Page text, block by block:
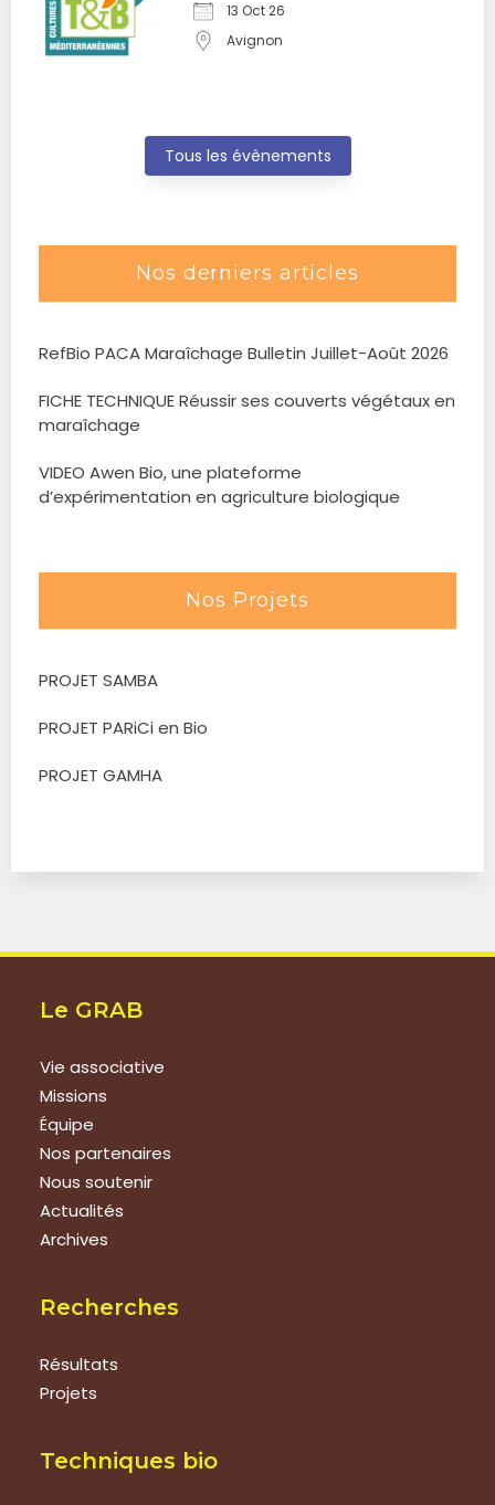
13 Oct 26
Avignon
Tous les évènements
Nos derniers articles
RefBio PACA Maraîchage Bulletin Juillet-Août 2026
FICHE TECHNIQUE Réussir ses couverts végétaux en
maraîchage
VIDEO Awen Bio, une plateforme
d’expérimentation en agriculture biologique
Nos Projets
PROJET SAMBA
PROJET PARiCi en Bio
PROJET GAMHA
Le GRAB
Vie associative
Missions
Équipe
Nos partenaires
Nous soutenir
Actualités
Archives
Recherches
Résultats
Projets
Techniques bio